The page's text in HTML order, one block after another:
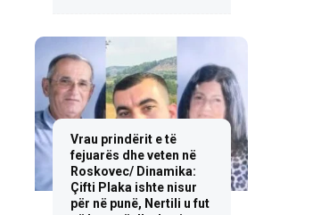
Vrau prindërit e të
fejuarës dhe veten në
Roskovec/ Dinamika:
Çifti Plaka ishte nisur
për në punë, Nertili u fut